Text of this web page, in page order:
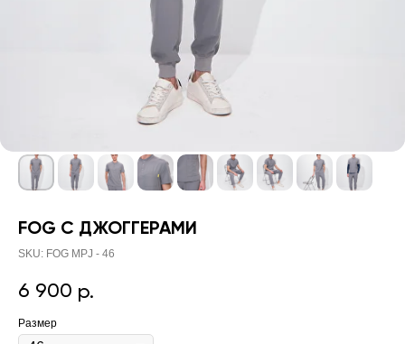
FOG С ДЖОГГЕРАМИ
SKU: FOG MPJ - 46
6 900 р.
Размер